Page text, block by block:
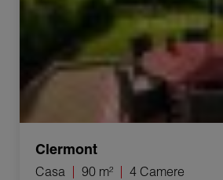
Clermont
Casa 90 m²
4 Camere